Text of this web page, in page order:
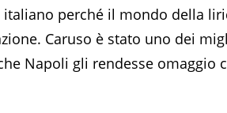
perché il mondo della
Caruso è stato uno dei
Napoli gli rendesse omaggio